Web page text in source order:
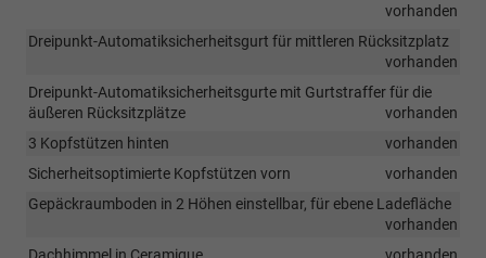
vorhanden
Dreipunkt-Automatiksicherheitsgurt für mittleren Rücksitzplatz
vorhanden
Dreipunkt-Automatiksicherheitsgurte mit Gurtstraffer für die
äußeren Rücksitzplätze
vorhanden
3 Kopfstützen hinten
vorhanden
Sicherheitsoptimierte Kopfstützen vorn
vorhanden
Gepäckraumboden in 2 Höhen einstellbar, für ebene Ladefläche
vorhanden
Dachhimmel in Ceramique
vorhanden